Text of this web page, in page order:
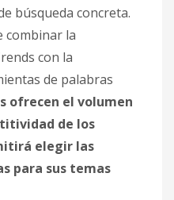
búsqueda concreta.
combinar la
con la
de palabras
ofrecen el volumen
de los
elegir las
para sus temas